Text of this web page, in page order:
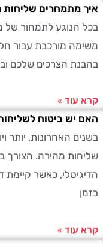
מתמחרים שליחות
לתמחור של משלוח
מורכבת עבור חלק
הצרכים שלכם ובמתן
»
יש ביטוח לשליחות
האחרונות, יותר ויותר
מהירה. הצורך
כאשר קיימת
»